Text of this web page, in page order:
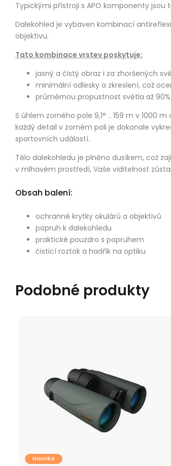
Typickými přístroji s APO komponenty jsou
Dalekohled je vybaven kombinací
objektivu.
Tato kombinace vrstev poskytuje:
jasný a čistý obraz i za zhoršených
minimální odlesky a zkreslení, což
průměrnou propustnost světla až
S úhlem zorného pole 9,1° .. 159 m v 1000
každý detail v zorném poli je dokonale
sportovních událostí.
Tělo dalekohledu je plněno dusíkem, což
v mlhavém prostředí, Vaše viditelnost
Obsah balení:
ochranné krytky okulárů a objektivů
popruh k dalekohledu
praktické pouzdro s popruhem
čisticí roztok a hadřík na optiku
Podobné produkty
Novinka